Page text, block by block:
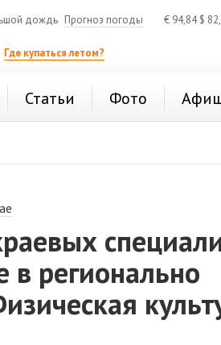
дождь Прогноз погоды € 94,84$
Где купаться летом?
Статьи Фото
в регионально